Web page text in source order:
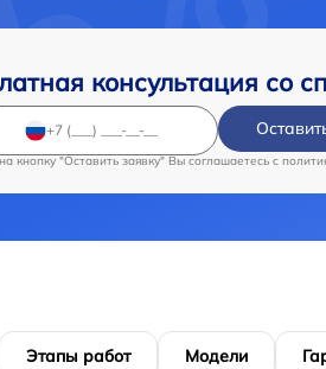
консультация со
кнопку "Оставить заявку" Вы соглашаетесь c
Этапы работ Модели